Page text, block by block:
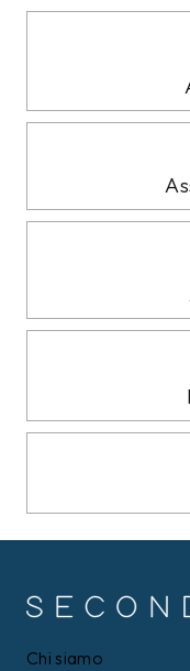
Chi siamo